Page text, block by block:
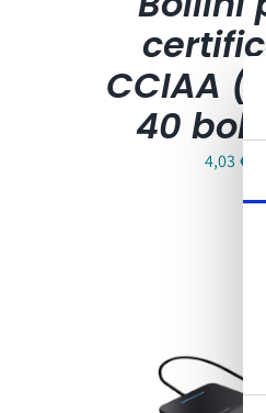
CCIAA
40
4,03 €